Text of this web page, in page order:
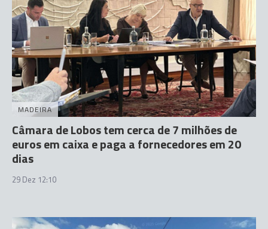
MADEIRA
Câmara de Lobos tem cerca de 7 milhões de
euros em caixa e paga a fornecedores em 20
dias
29 Dez 12:10